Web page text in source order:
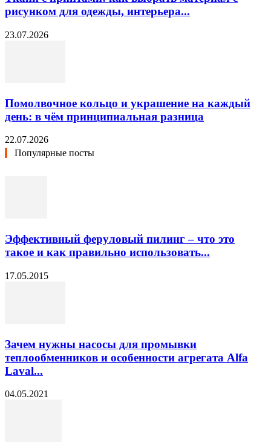
рисунком для одежды, интерьера...
23.07.2026
Помолвочное кольцо и украшение на каждый
день: в чём принципиальная разница
22.07.2026
Популярные посты
Эффективный феруловый пилинг – что это
такое и как правильно использовать...
17.05.2015
Зачем нужны насосы для промывки
теплообменников и особенности агрегата Alfa
Laval...
04.05.2021